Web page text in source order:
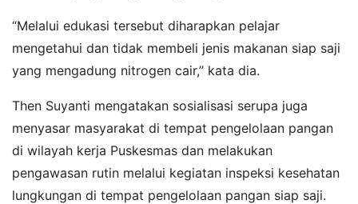
“Melalui edukasi tersebut diharapkan pelajar
mengetahui dan tidak membeli jenis makanan siap saji
yang mengadung nitrogen cair,” kata dia.
Then Suyanti mengatakan sosialisasi serupa juga
menyasar masyarakat di tempat pengelolaan pangan
di wilayah kerja Puskesmas dan melakukan
pengawasan rutin melalui kegiatan inspeksi kesehatan
lungkungan di tempat pengelolaan pangan siap saji.